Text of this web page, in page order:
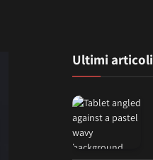
Ultimi articoli